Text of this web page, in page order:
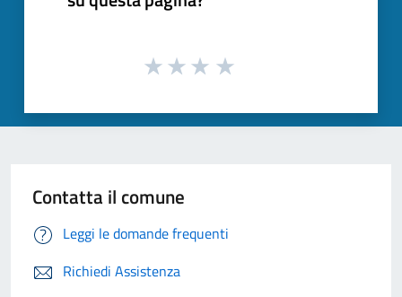
Contatta il comune
Leggi le domande frequenti
Richiedi Assistenza